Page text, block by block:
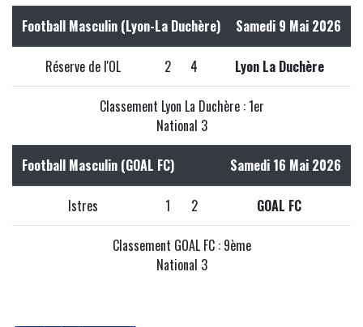
Football Masculin (Lyon-La Duchère) Samedi 9 Mai 2026
Réserve de l'OL 2 4 Lyon La Duchère
Classement Lyon La Duchère : 1er
National 3
Football Masculin (GOAL FC) Samedi 16 Mai 2026
Istres 1 2 GOAL FC
Classement GOAL FC : 9ème
National 3